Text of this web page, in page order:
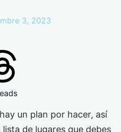
3, 2023
un plan por hacer, así
de lugares que debes